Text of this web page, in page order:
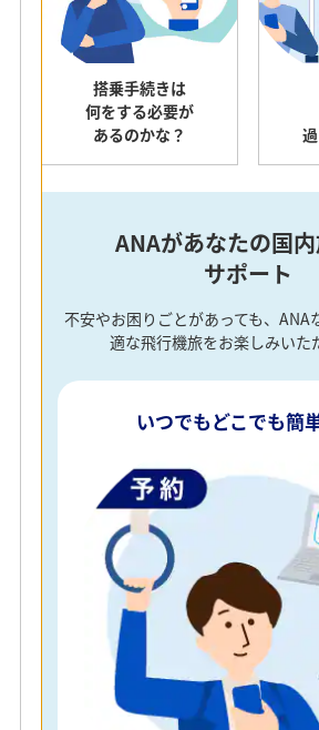
搭乗手続きは
何をする必要が
あるのかな？
ANAがあなたの国
サポート
不安やお困りごとがあっても、ANA
適な飛行機旅をお楽しみいた
いつでもどこでも簡